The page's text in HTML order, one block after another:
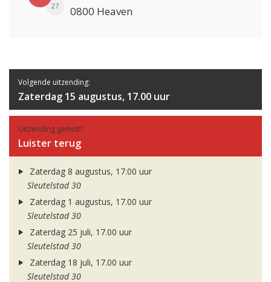
27 0800 Heaven
Volgende uitzending:
Zaterdag 15 augustus, 17.00 uur
Uitzending gemist?
Luister terug
Zaterdag 8 augustus, 17.00 uur
Sleutelstad 30
Zaterdag 1 augustus, 17.00 uur
Sleutelstad 30
Zaterdag 25 juli, 17.00 uur
Sleutelstad 30
Zaterdag 18 juli, 17.00 uur
Sleutelstad 30